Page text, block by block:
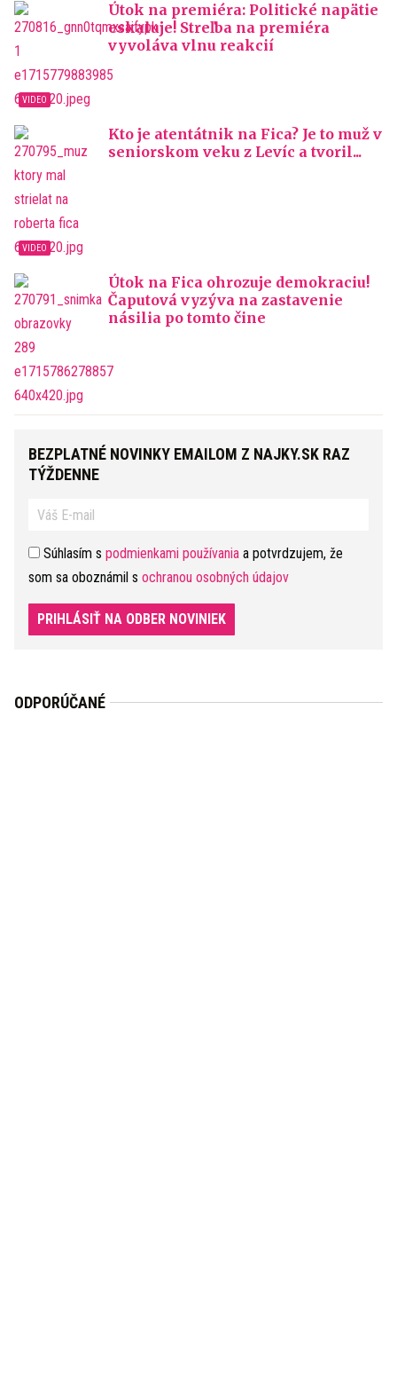
Útok na premiéra: Politické napätie
eskaluje! Streľba na premiéra
vyvoláva vlnu reakcií
Kto je atentátnik na Fica? Je to muž v
seniorskom veku z Levíc a tvoril...
Útok na Fica ohrozuje demokraciu!
Čaputová vyzýva na zastavenie
násilia po tomto čine
BEZPLATNÉ NOVINKY EMAILOM Z NAJKY.SK RAZ
TÝŽDENNE
Súhlasím s podmienkami používania a potvrdzujem, že
som sa oboznámil s ochranou osobných údajov
PRIHLÁSIŤ NA ODBER NOVINIEK
ODPORÚČANÉ